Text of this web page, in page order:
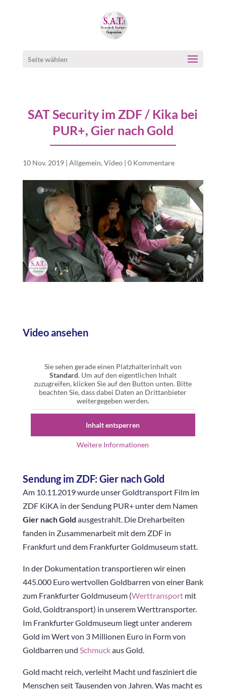
Seite wählen
SAT Security im ZDF / Kika bei
PUR+, Gier nach Gold
10 Nov. 2019| Allgemein, Video| 0 Kommentare
Video ansehen
Sie sehen gerade einen Platzhalterinhalt von
Standard. Um auf den eigentlichen Inhalt
zuzugreifen, klicken Sie auf den Button unten. Bitte
beachten Sie, dass dabei Daten an Drittanbieter
weitergegeben werden.
Inhalt entsperren
Weitere Informationen
Sendung im ZDF: Gier nach Gold
Am 10.11.2019 wurde unser Goldtransport Film im
ZDF KiKA in der Sendung PUR+ unter dem Namen
Gier nach Gold ausgestrahlt. Die Dreharbeiten
fanden in Zusammenarbeit mit dem ZDF in
Frankfurt und dem Frankfurter Goldmuseum statt.
In der Dokumentation transportieren wir einen
445.000 Euro wertvollen Goldbarren von einer Bank
zum Frankfurter Goldmuseum (Werttransportmit
Gold, Goldtransport) in unserem Werttransporter.
Im Frankfurter Goldmuseum liegt unter anderem
Gold im Wert von 3 Millionen Euro in Form von
Goldbarren und Schmuckaus Gold.
Gold macht reich, verleiht Macht und fasziniert die
Menschen seit Tausenden von Jahren. Was macht es